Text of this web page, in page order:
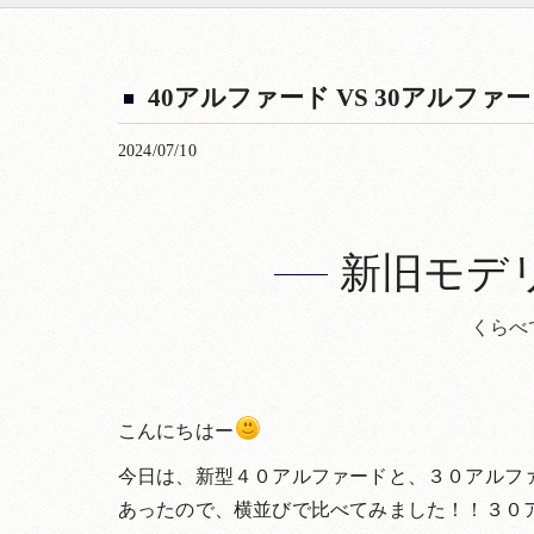
40アルファード VS 30アルファ
2024/07/10
新旧モデ
くら
こんにちはー
今日は、新型４０アルファードと、３０アル
あったので、横並びで比べてみました！！３